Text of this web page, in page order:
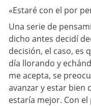
«Estaré con el por
Una serie de
dicho antes decidí
decisión, el caso, es
día llorando y
me acepta, se
avanzar y estar bien
estaría mejor. Con